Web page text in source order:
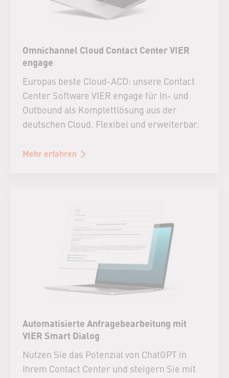
Omnichannel Cloud Contact Center VIER
engage
Europas beste Cloud-ACD: unsere Contact
Center Software VIER engage für In- und
Outbound als Komplettlösung aus der
deutschen Cloud. Flexibel und erweiterbar.
Mehr erfahren
Automatisierte Anfragebearbeitung mit
VIER Smart Dialog
Nutzen Sie das Potenzial von ChatGPT in
Ihrem Contact Center und steigern Sie mit